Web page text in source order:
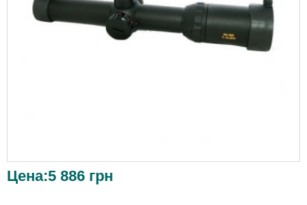
Цена:5 886 грн